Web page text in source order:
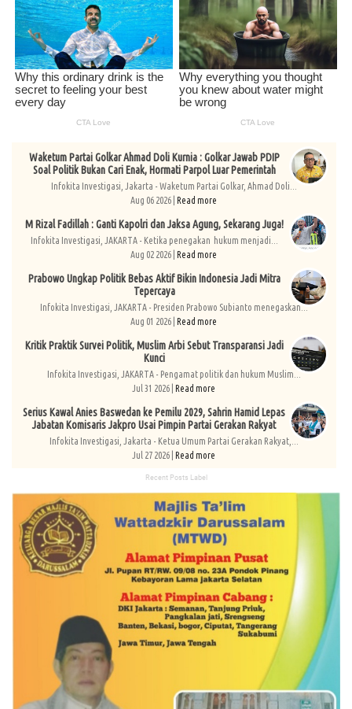
Waketum Partai Golkar Ahmad Doli Kurnia : Golkar Jawab PDIP
Soal Politik Bukan Cari Enak, Hormati Parpol Luar Pemerintah
Infokita Investigasi, Jakarta - Waketum Partai Golkar, Ahmad Doli...
Aug 06 2026 | Read more
M Rizal Fadillah : Ganti Kapolri dan Jaksa Agung, Sekarang Juga!
Infokita Investigasi, JAKARTA - Ketika penegakan hukum menjadi...
Aug 02 2026 | Read more
Prabowo Ungkap Politik Bebas Aktif Bikin Indonesia Jadi Mitra
Tepercaya
Infokita Investigasi, JAKARTA - Presiden Prabowo Subianto menegaskan...
Aug 01 2026 | Read more
Kritik Praktik Survei Politik, Muslim Arbi Sebut Transparansi Jadi
Kunci
Infokita Investigasi, JAKARTA - Pengamat politik dan hukum Muslim...
Jul 31 2026 | Read more
Serius Kawal Anies Baswedan ke Pemilu 2029, Sahrin Hamid Lepas
Jabatan Komisaris Jakpro Usai Pimpin Partai Gerakan Rakyat
Infokita Investigasi, Jakarta - Ketua Umum Partai Gerakan Rakyat,...
Jul 27 2026 | Read more
Recent Posts Label